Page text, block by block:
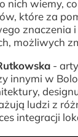
nich wiemy,
które za
możliwych
-
innymi w
ludzi z
integracji